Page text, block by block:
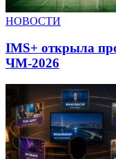
НОВОСТИ
IMS+ открыла
ЧМ-2026